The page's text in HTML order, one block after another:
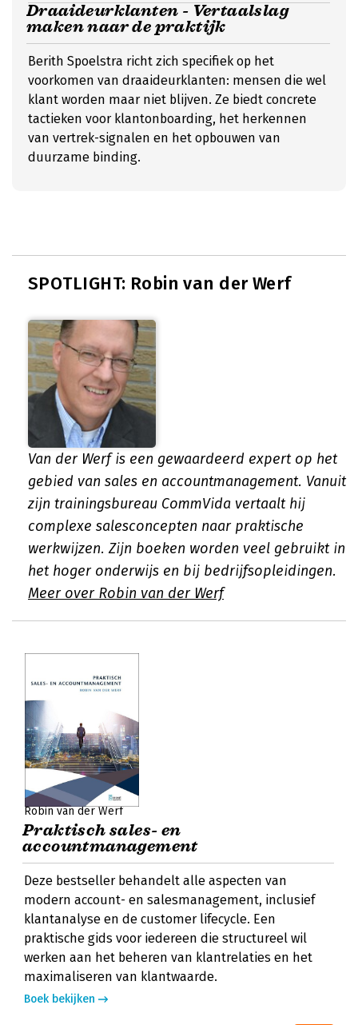
Draaideurklanten - Vertaalslag
maken naar de praktijk
Berith Spoelstra richt zich specifiek op het
voorkomen van draaideurklanten: mensen die wel
klant worden maar niet blijven. Ze biedt concrete
tactieken voor klantonboarding, het herkennen
van vertrek-signalen en het opbouwen van
duurzame binding.
SPOTLIGHT: Robin van der Werf
Van der Werf is een gewaardeerd expert op het
gebied van sales en accountmanagement. Vanuit
zijn trainingsbureau CommVida vertaalt hij
complexe salesconcepten naar praktische
werkwijzen. Zijn boeken worden veel gebruikt in
het hoger onderwijs en bij bedrijfsopleidingen.
Meer over Robin van der Werf
Robin van der Werf
Praktisch sales- en
accountmanagement
Deze bestseller behandelt alle aspecten van
modern account- en salesmanagement, inclusief
klantanalyse en de customer lifecycle. Een
praktische gids voor iedereen die structureel wil
werken aan het beheren van klantrelaties en het
maximaliseren van klantwaarde.
Boek bekijken